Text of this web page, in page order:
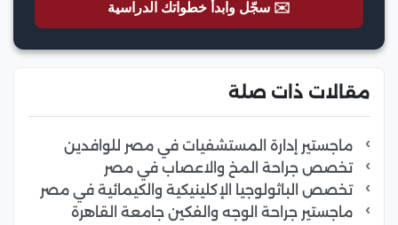
✉️ سجّل وابدأ خطواتك الدراسية
مقالات ذات صلة
ماجستير إدارة المستشفيات في مصر للوافدين
تخصص جراحة المخ والاعصاب في مصر
تخصص الباثولوجيا الإكلينيكية والكيمائية في مصر
ماجستير جراحة الوجه والفكين جامعة القاهرة